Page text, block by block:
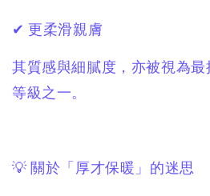
✔ 更柔滑親膚
其質感與細膩度，亦被視為
等級之一。
💡 關於「厚才保暖」的迷思